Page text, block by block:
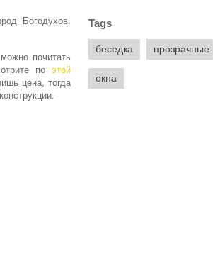
Богодухов.
почитать
по этой
цена, тогда
Tags
беседка прозрачные
окна